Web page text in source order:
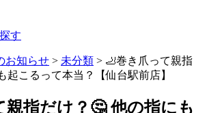
す
お知らせ > 未分類 > 🦶巻き爪って親指
起こるって本当？【仙台駅前店】
親指だけ？🤔 他の指にも